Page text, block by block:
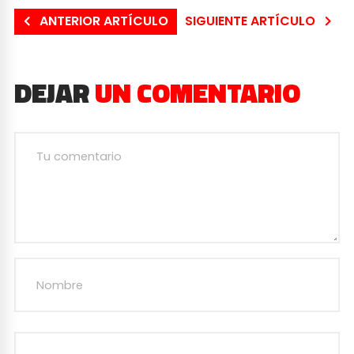
ANTERIOR ARTÍCULO SIGUIENTE ARTÍCULO
DEJARUN COMENTARIO